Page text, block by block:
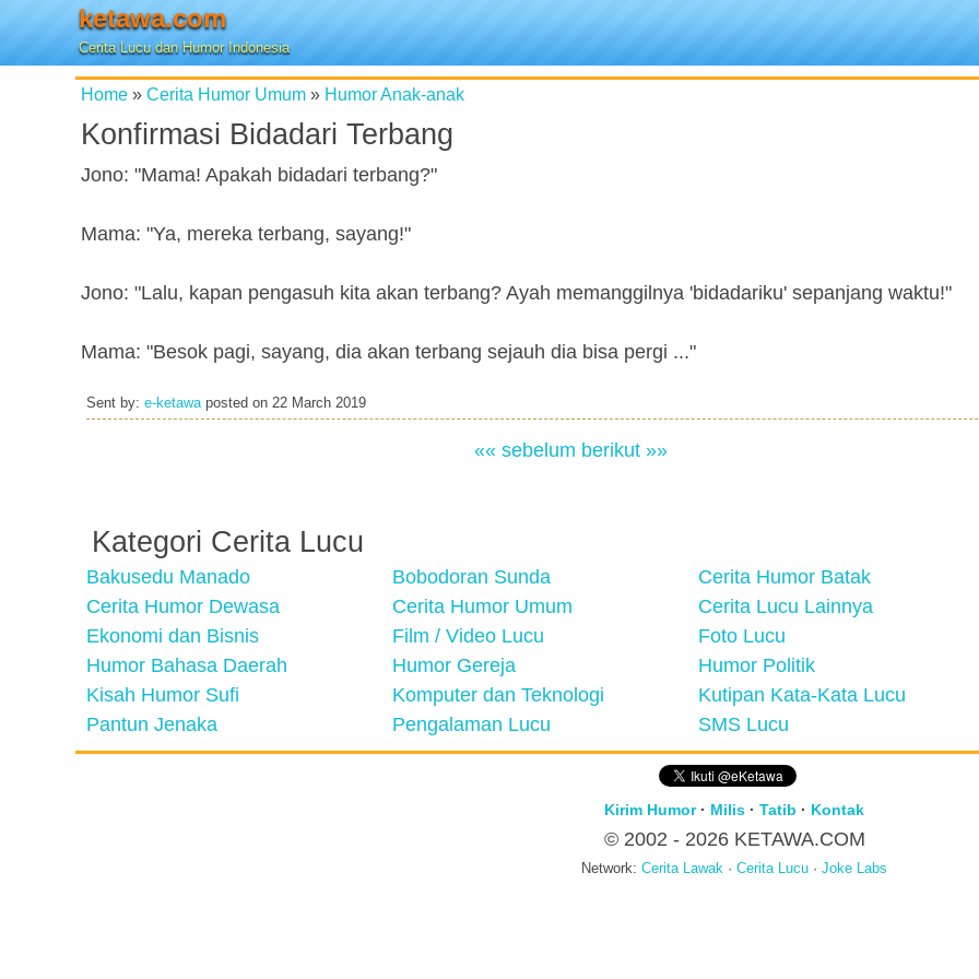
ketawa.com
Cerita Lucu dan Humor Indonesia
Home » Cerita Humor Umum » Humor Anak-anak
Konfirmasi Bidadari Terbang
Jono: "Mama! Apakah bidadari terbang?"
Mama: "Ya, mereka terbang, sayang!"
Jono: "Lalu, kapan pengasuh kita akan terbang? Ayah memanggilnya 'bidadariku' sepanjang waktu!"
Mama: "Besok pagi, sayang, dia akan terbang sejauh dia bisa pergi ..."
Sent by: e-ketawaposted on 22 March 2019
«« sebelum berikut »»
Kategori Cerita Lucu
Bakusedu Manado Bobodoran Sunda
Cerita Humor Batak
Cerita Humor Dewasa
Cerita Humor Umum
Cerita Lucu Lainnya
Ekonomi dan Bisnis
Film / Video Lucu
Foto Lucu
Humor Bahasa Daerah
Humor Gereja
Humor Politik
Kisah Humor Sufi
Komputer dan Teknologi
Kutipan Kata-Kata Lucu
Pantun Jenaka
Pengalaman Lucu SMS Lucu
Kirim Humor· Milis · Tatib · Kontak
© 2002 - 2026 KETAWA.COM
Network: Cerita Lawak · Cerita Lucu · Joke Labs